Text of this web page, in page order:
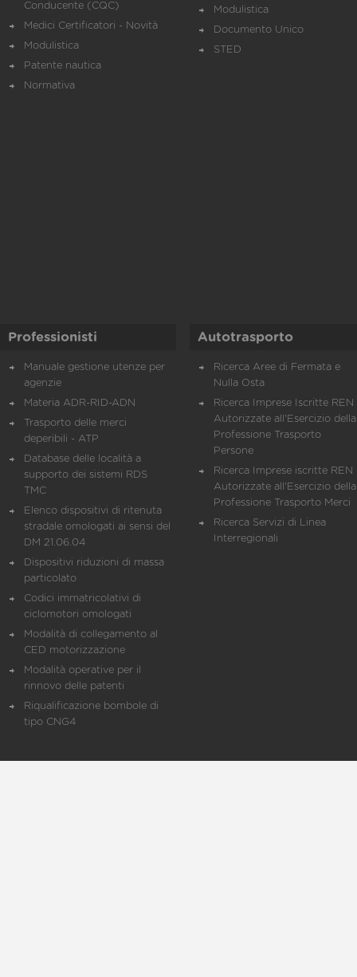
Conducente (CQC)
Medici Certificatori - Novità
Modulistica
Patente nautica
Normativa
Modulistica
Documento Unico
STED
Professionisti
Manuale gestione utenze per
agenzie
Materia ADR-RID-ADN
Trasporto delle merci
deperibili - ATP
Database delle località a
supporto dei sistemi RDS
TMC
Elenco dispositivi di ritenuta
stradale omologati ai sensi del
DM 21.06.04
Dispositivi riduzioni di massa
particolato
Codici immatricolativi di
ciclomotori omologati
Modalità di collegamento al
CED motorizzazione
Modalità operative per il
rinnovo delle patenti
Riqualificazione bombole di
tipo CNG4
Autotrasporto
Ricerca Aree di Fermata e
Nulla Osta
Ricerca Imprese Iscritte REN
Autorizzate all'Esercizio della
Professione Trasporto
Persone
Ricerca Imprese iscritte REN
Autorizzate all'Esercizio della
Professione Trasporto Merci
Ricerca Servizi di Linea
Interregionali